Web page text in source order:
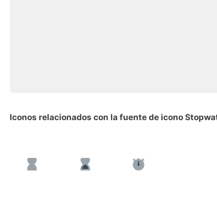
Iconos relacionados con la fuente de icono